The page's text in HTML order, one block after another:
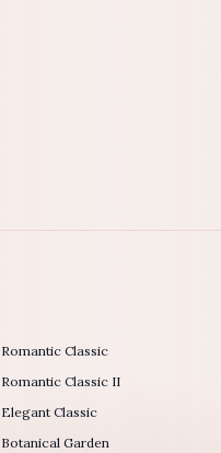
Romantic Classic
Romantic Classic II
Elegant Classic
Botanical Garden